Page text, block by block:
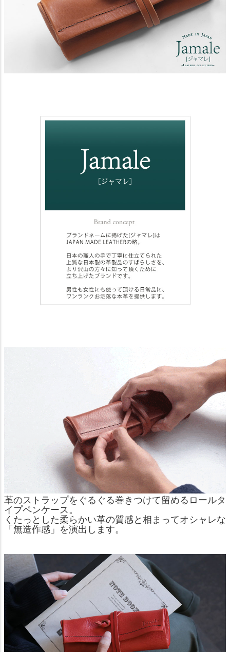
革のストラップをぐるぐる巻きつけて留めるロールタ
イプペンケース。
くたっとした柔らかい革の質感と相まってオシャレな
「無造作感」を演出します。